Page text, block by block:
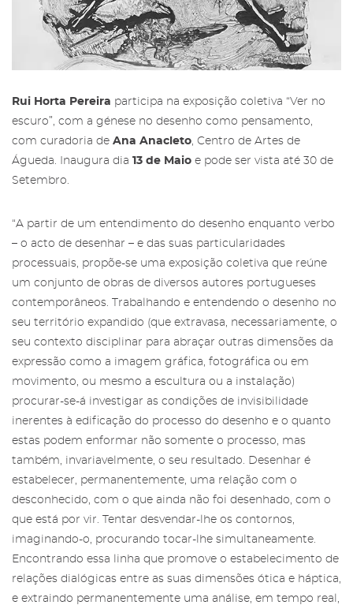
Rui Horta Pereira participa na exposição coletiva “Ver no
escuro”, com a génese no desenho como pensamento,
com curadoria de Ana Anacleto , Centro de Artes de
Águeda. Inaugura dia 13 de Maio e pode ser vista até 30 de
Setembro.
“A partir de um entendimento do desenho enquanto verbo
– o acto de desenhar – e das suas particularidades
processuais, propõe-se uma exposição coletiva que reúne
um conjunto de obras de diversos autores portugueses
contemporâneos. Trabalhando e entendendo o desenho no
seu território expandido (que extravasa, necessariamente, o
seu contexto disciplinar para abraçar outras dimensões da
expressão como a imagem gráfica, fotográfica ou em
movimento, ou mesmo a escultura ou a instalação)
procurar-se-á investigar as condições de invisibilidade
inerentes à edificação do processo do desenho e o quanto
estas podem enformar não somente o processo, mas
também, invariavelmente, o seu resultado. Desenhar é
estabelecer, permanentemente, uma relação com o
desconhecido, com o que ainda não foi desenhado, com o
que está por vir. Tentar desvendar-lhe os contornos,
imaginando-o, procurando tocar-lhe simultaneamente.
Encontrando essa linha que promove o estabelecimento de
relações dialógicas entre as suas dimensões ótica e háptica,
e extraindo permanentemente uma análise, em tempo real,
Área reservada para Amigos das
Salgadeiras
Mais informação sobre os Amigos das
Salgadeiras,aqui .
Iniciar Sessão
Subscreva a newsletter da Galeria
das Salgadeiras.
Preencha os dados e prima 'Subscrever'
para receber as nossas notícias.